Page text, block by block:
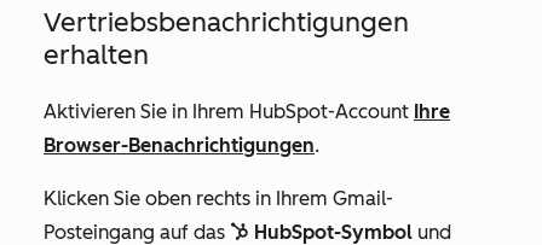
Vertriebsbenachrichtigungen
erhalten
Aktivieren Sie in Ihrem HubSpot-Account Ihre
Browser-Benachrichtigungen.
Klicken Sie oben rechts in Ihrem Gmail-
Posteingang auf das sprocket HubSpot-Symbol und